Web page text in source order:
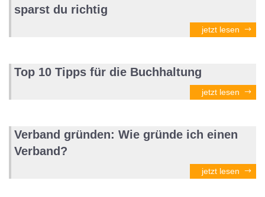
sparst du richtig
jetzt lesen
Top 10 Tipps für die Buchhaltung
jetzt lesen
Verband gründen: Wie gründe ich einen
Verband?
jetzt lesen